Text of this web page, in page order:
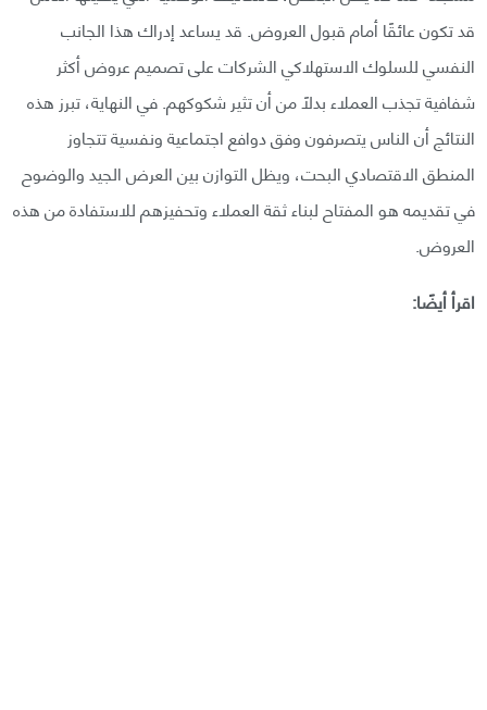
قد تكون عائقًا أمام قبول العروض. قد يساعد إدراك هذا الجانب
النفسي للسلوك الاستهلاكي الشركات على تصميم عروض أكثر
شفافية تجذب العملاء بدلًا من أن تثير شكوكهم. في النهاية، تبرز هذه
النتائج أن الناس يتصرفون وفق دوافع اجتماعية ونفسية تتجاوز
المنطق الاقتصادي البحت، ويظل التوازن بين العرض الجيد والوضوح
في تقديمه هو المفتاح لبناء ثقة العملاء وتحفيزهم للاستفادة من هذه
العروض.
اقرأ أيضًا: